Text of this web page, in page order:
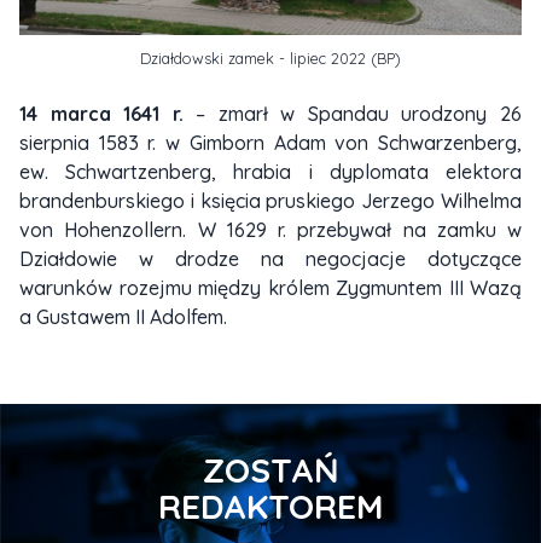
Działdowski zamek - lipiec 2022 (BP)
14 marca 1641 r. – zmarł w Spandau urodzony 26
sierpnia 1583 r. w Gimborn Adam von Schwarzenberg,
ew. Schwartzenberg, hrabia i dyplomata elektora
brandenburskiego i księcia pruskiego Jerzego Wilhelma
von Hohenzollern. W 1629 r. przebywał na zamku w
Działdowie w drodze na negocjacje dotyczące
warunków rozejmu między królem Zygmuntem III Wazą
a Gustawem II Adolfem.
ZOSTAŃ
REDAKTOREM